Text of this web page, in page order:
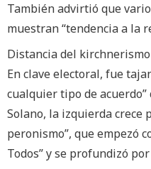
También advirtió que
muestran “tendencia a la
Distancia del kirchnerismo
En clave electoral, fue
cualquier tipo de
Solano, la izquierda crece
peronismo”, que empezó
Todos” y se profundizó